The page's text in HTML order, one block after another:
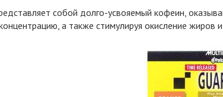
собой долго-усвояемый кофеин,
а также стимулируя окисление жиров